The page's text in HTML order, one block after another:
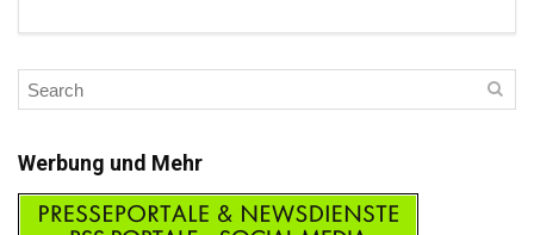
Werbung und Mehr